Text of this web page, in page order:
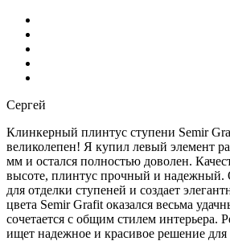
Сергей
Клинкерный плинтус ступени Semir
великолепен! Я купил левый элемент
мм и остался полностью доволен.
высоте, плинтус прочный и надежный.
для отделки ступеней и создает
цвета Semir Grafit оказался весьма
сочетается с общим стилем интерьера.
ищет надежное и красивое решение